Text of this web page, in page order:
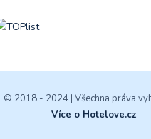
© 2018 - 2024 | Všechna práva
Více o Hotelove.cz.